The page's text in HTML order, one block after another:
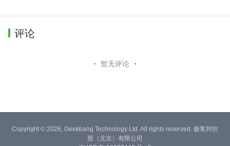
评论
暂无评论
Copyright © 2026, Geekbang Technology Ltd. All rights reserved. 极客邦控
股（北京）有限公司